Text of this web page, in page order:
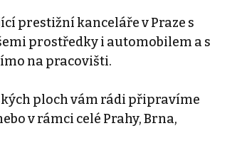
prestižní kanceláře v Praze s
prostředky i automobilem a s
na pracovišti.
ploch vám rádi připravíme
v rámci celé Prahy, Brna,